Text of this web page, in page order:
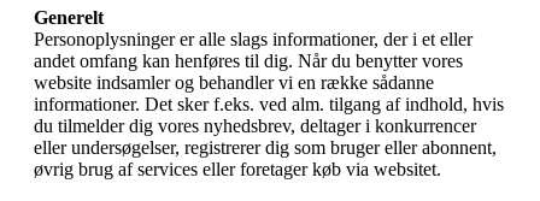
Generelt
Personoplysninger er alle slags informationer, der i et eller
andet omfang kan henføres til dig. Når du benytter vores
website indsamler og behandler vi en række sådanne
informationer. Det sker f.eks. ved alm. tilgang af indhold, hvis
du tilmelder dig vores nyhedsbrev, deltager i konkurrencer
eller undersøgelser, registrerer dig som bruger eller abonnent,
øvrig brug af services eller foretager køb via websitet.